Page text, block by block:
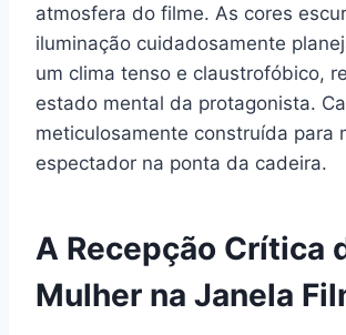
atmosfera do filme. As cores
iluminação cuidadosamente
um clima tenso e claustrofóbico,
estado mental da protagonista.
meticulosamente construída para
espectador na ponta da cadeira.
A Recepção Crítica
Mulher na Janela